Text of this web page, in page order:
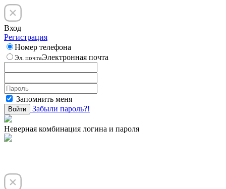
Вход
Регистрация
Номер телефона
Эл. почтаЭлектронная почта
Запомнить меня
Войти Забыли пароль?!
Неверная комбинация логина и пароля